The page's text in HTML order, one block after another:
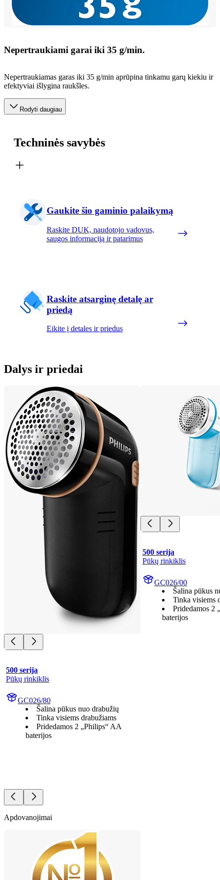
Nepertraukiami garai iki 35 g/min.
Nepertraukiamas garas iki 35 g/min aprūpina tinkamu garų kiekiu ir
efektyviai išlygina raukšles.
Rodyti daugiau
Techninės savybės
Gaukite šio gaminio palaikymą
Raskite DUK, naudotojo vadovus,
saugos informaciją ir patarimus
Raskite atsarginę detalę ar
priedą
Eikite į detales ir priedus
Dalys ir priedai
500 serija
Pūkų rinkiklis
GC026/80
Šalina pūkus nuo drabužių
Tinka visiems drabužiams
Pridedamos 2 „Philips“ AA
baterijos
500 serija
Pūkų rinkiklis
GC026/00
Šalina pūkus
Tinka visiems
Pridedamos 2
baterijos
Apdovanojimai